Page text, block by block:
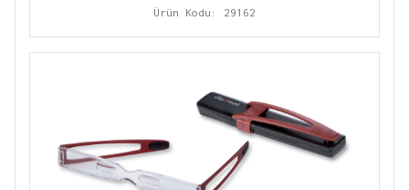
Ürün Kodu: 29162